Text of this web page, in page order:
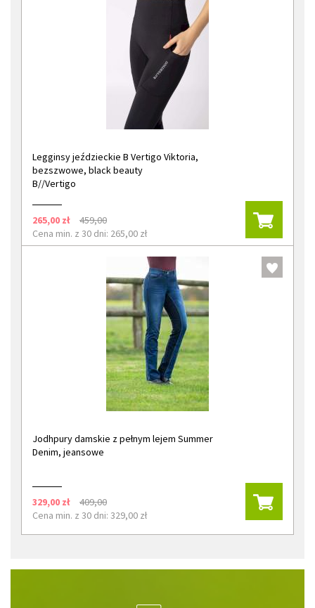
Legginsy jeździeckie B Vertigo Viktoria,
bezszwowe, black beauty
B//Vertigo
265,00 zł
459,00
Cena min. z 30 dni: 265,00 zł
Jodhpury damskie z pełnym lejem Summer
Denim, jeansowe
329,00 zł
409,00
Cena min. z 30 dni: 329,00 zł